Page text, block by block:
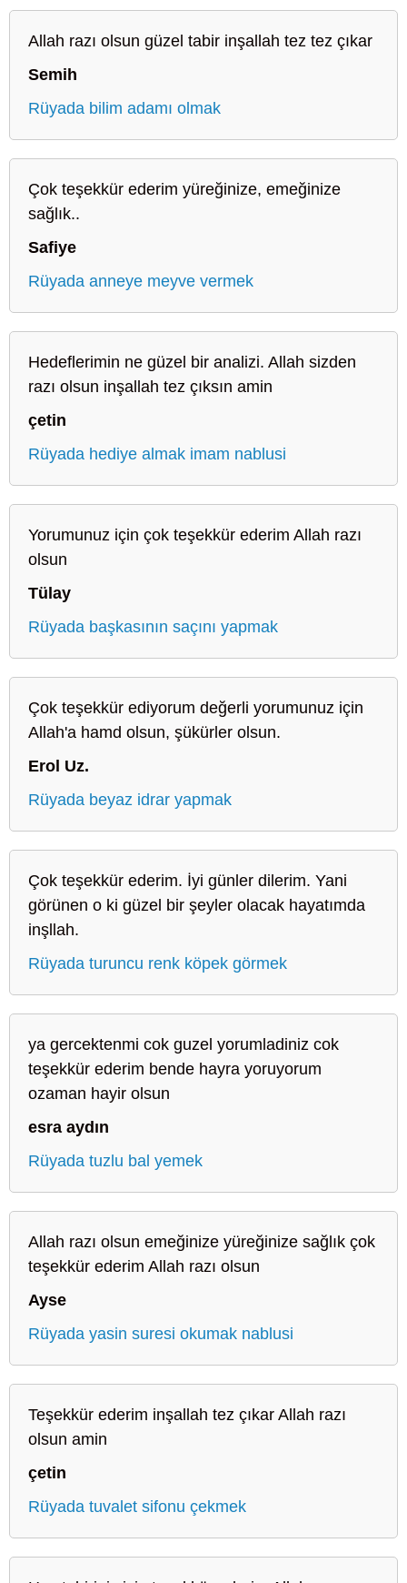
Allah razı olsun güzel tabir inşallah tez tez çıkar
Semih
Rüyada bilim adamı olmak
Çok teşekkür ederim yüreğinize, emeğinize
sağlık..
Safiye
Rüyada anneye meyve vermek
Hedeflerimin ne güzel bir analizi. Allah sizden
razı olsun inşallah tez çıksın amin
çetin
Rüyada hediye almak imam nablusi
Yorumunuz için çok teşekkür ederim Allah razı
olsun
Tülay
Rüyada başkasının saçını yapmak
Çok teşekkür ediyorum değerli yorumunuz için
Allah'a hamd olsun, şükürler olsun.
Erol Uz.
Rüyada beyaz idrar yapmak
Çok teşekkür ederim. İyi günler dilerim. Yani
görünen o ki güzel bir şeyler olacak hayatımda
inşllah.
Rüyada turuncu renk köpek görmek
ya gercektenmi cok guzel yorumladiniz cok
teşekkür ederim bende hayra yoruyorum
ozaman hayir olsun
esra aydın
Rüyada tuzlu bal yemek
Allah razı olsun emeğinize yüreğinize sağlık çok
teşekkür ederim Allah razı olsun
Ayse
Rüyada yasin suresi okumak nablusi
Teşekkür ederim inşallah tez çıkar Allah razı
olsun amin
çetin
Rüyada tuvalet sifonu çekmek